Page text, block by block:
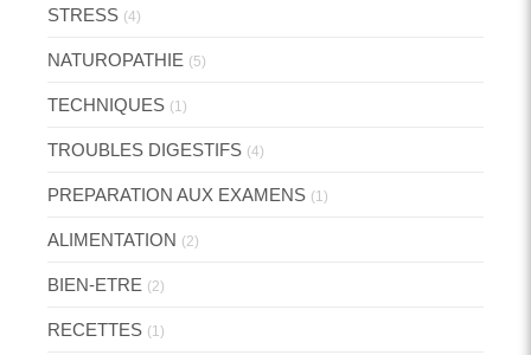
STRESS (4)
NATUROPATHIE (5)
TECHNIQUES (1)
TROUBLES DIGESTIFS (4)
PREPARATION AUX EXAMENS (1)
ALIMENTATION (2)
BIEN-ETRE (2)
RECETTES (1)